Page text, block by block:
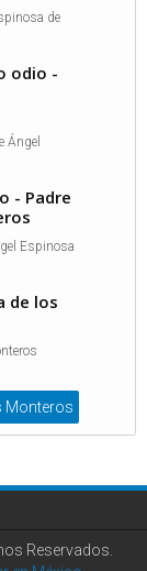
de
odio -
Ángel
- Padre
Espinosa
de los
Monteros
Reservados.